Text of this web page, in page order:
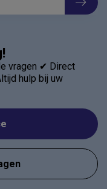
vragen ✔ Direct
hulp bij uw